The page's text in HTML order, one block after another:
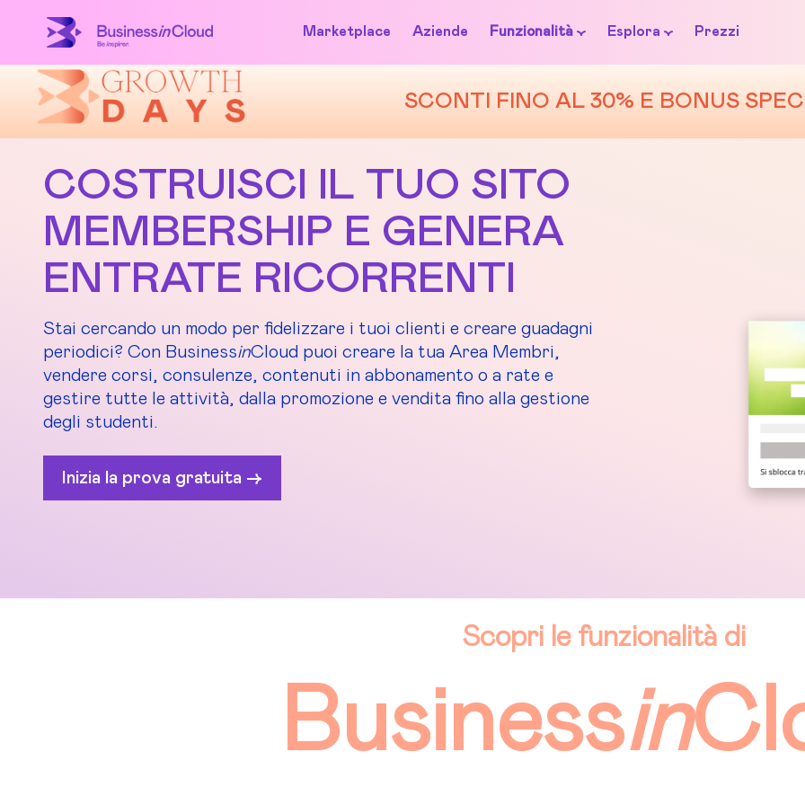
SCONTI FINO AL 30% E BONUS
Marketplace Aziende Funzionalità Esplora Prezzi
COSTRUISCI IL TUO SITO
MEMBERSHIP E GENERA
ENTRATE RICORRENTI
Stai cercando un modo per fidelizzare i tuoi clienti e creare guadagni
periodici? Con BusinessinCloud puoi creare la tua Area Membri,
vendere corsi, consulenze, contenuti in abbonamento o a rate e
gestire tutte le attività, dalla promozione e vendita fino alla gestione
degli studenti.
Inizia la prova gratuita ->
Scopri le funzionalità di
Businessin